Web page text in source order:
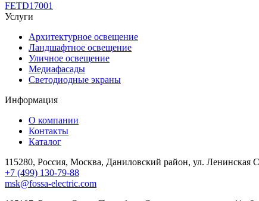
FETD17001
Услуги
Архитектурное освещение
Ландшафтное освещение
Уличное освещение
Медиафасады
Светодиодные экраны
Информация
О компании
Контакты
Каталог
115280, Россия, Москва, Даниловский район, ул.
+7 (499) 130-79-88
msk@fossa-electric.com